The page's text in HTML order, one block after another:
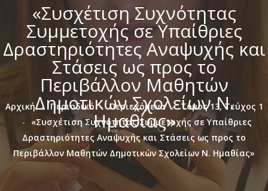
«Συσχέτιση Συχνότητας
Συμμετοχής σε Υπαίθριες
Δραστηριότητες Αναψυχής και
Στάσεις ως προς το
Περιβάλλον Μαθητών
Δημοτικών Σχολείων Ν.
Ημαθίας»
Αρχική Περιοδικό Περιεχόμενα
Τόμος 13, Τεύχος 1
«Συσχέτιση Συχνότητας Συμμετοχής σε Υπαίθριες
Δραστηριότητες Αναψυχής και Στάσεις ως προς το
Περιβάλλον Μαθητών Δημοτικών Σχολείων Ν. Ημαθίας»